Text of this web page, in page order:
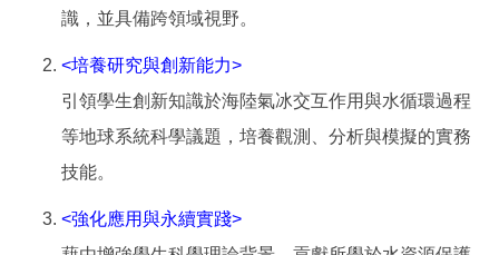
識，並具備跨領域視野。
<培養研究與創新能力>
引領學生創新知識於海陸氣冰交互作用與水循環過程
等地球系統科學議題，培養觀測、分析與模擬的實務
技能。
<強化應用與永續實踐>